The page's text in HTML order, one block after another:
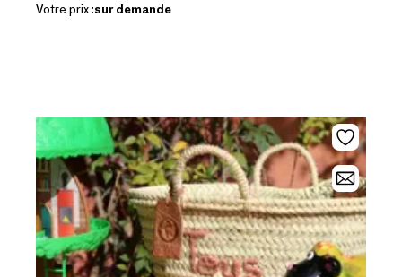
Votre prix :sur demande